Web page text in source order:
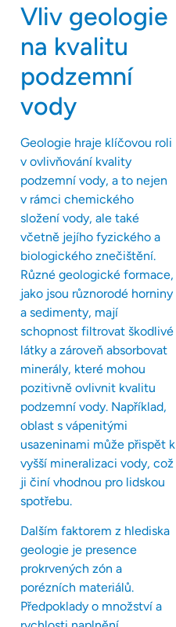
Vliv geologie
na kvalitu
podzemní
vody
Geologie hraje klíčovou roli
v ovlivňování kvality
podzemní vody, a to nejen
v rámci chemického
složení vody, ale také
včetně jejího fyzického a
biologického znečištění.
Různé geologické formace,
jako jsou různorodé horniny
a sedimenty, mají
schopnost filtrovat škodlivé
látky a zároveň absorbovat
minerály, které mohou
pozitivně ovlivnit kvalitu
podzemní vody. Například,
oblast s vápenitými
usazeninami může přispět k
vyšší mineralizaci vody, což
ji činí vhodnou pro lidskou
spotřebu.
Dalším faktorem z hlediska
geologie je presence
prokrvených zón a
porézních materiálů.
Předpoklady o množství a